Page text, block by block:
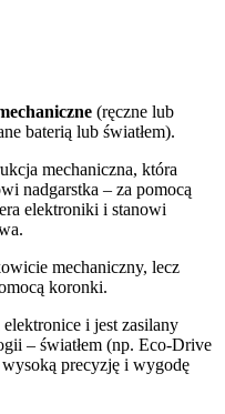
(ręczne lub
baterią lub światłem).
mechaniczna, która
nadgarstka – za pomocą
elektroniki i stanowi
mechaniczny, lecz
koronki.
elektronice i jest zasilany
– światłem (np. Eco-Drive
precyzję i wygodę